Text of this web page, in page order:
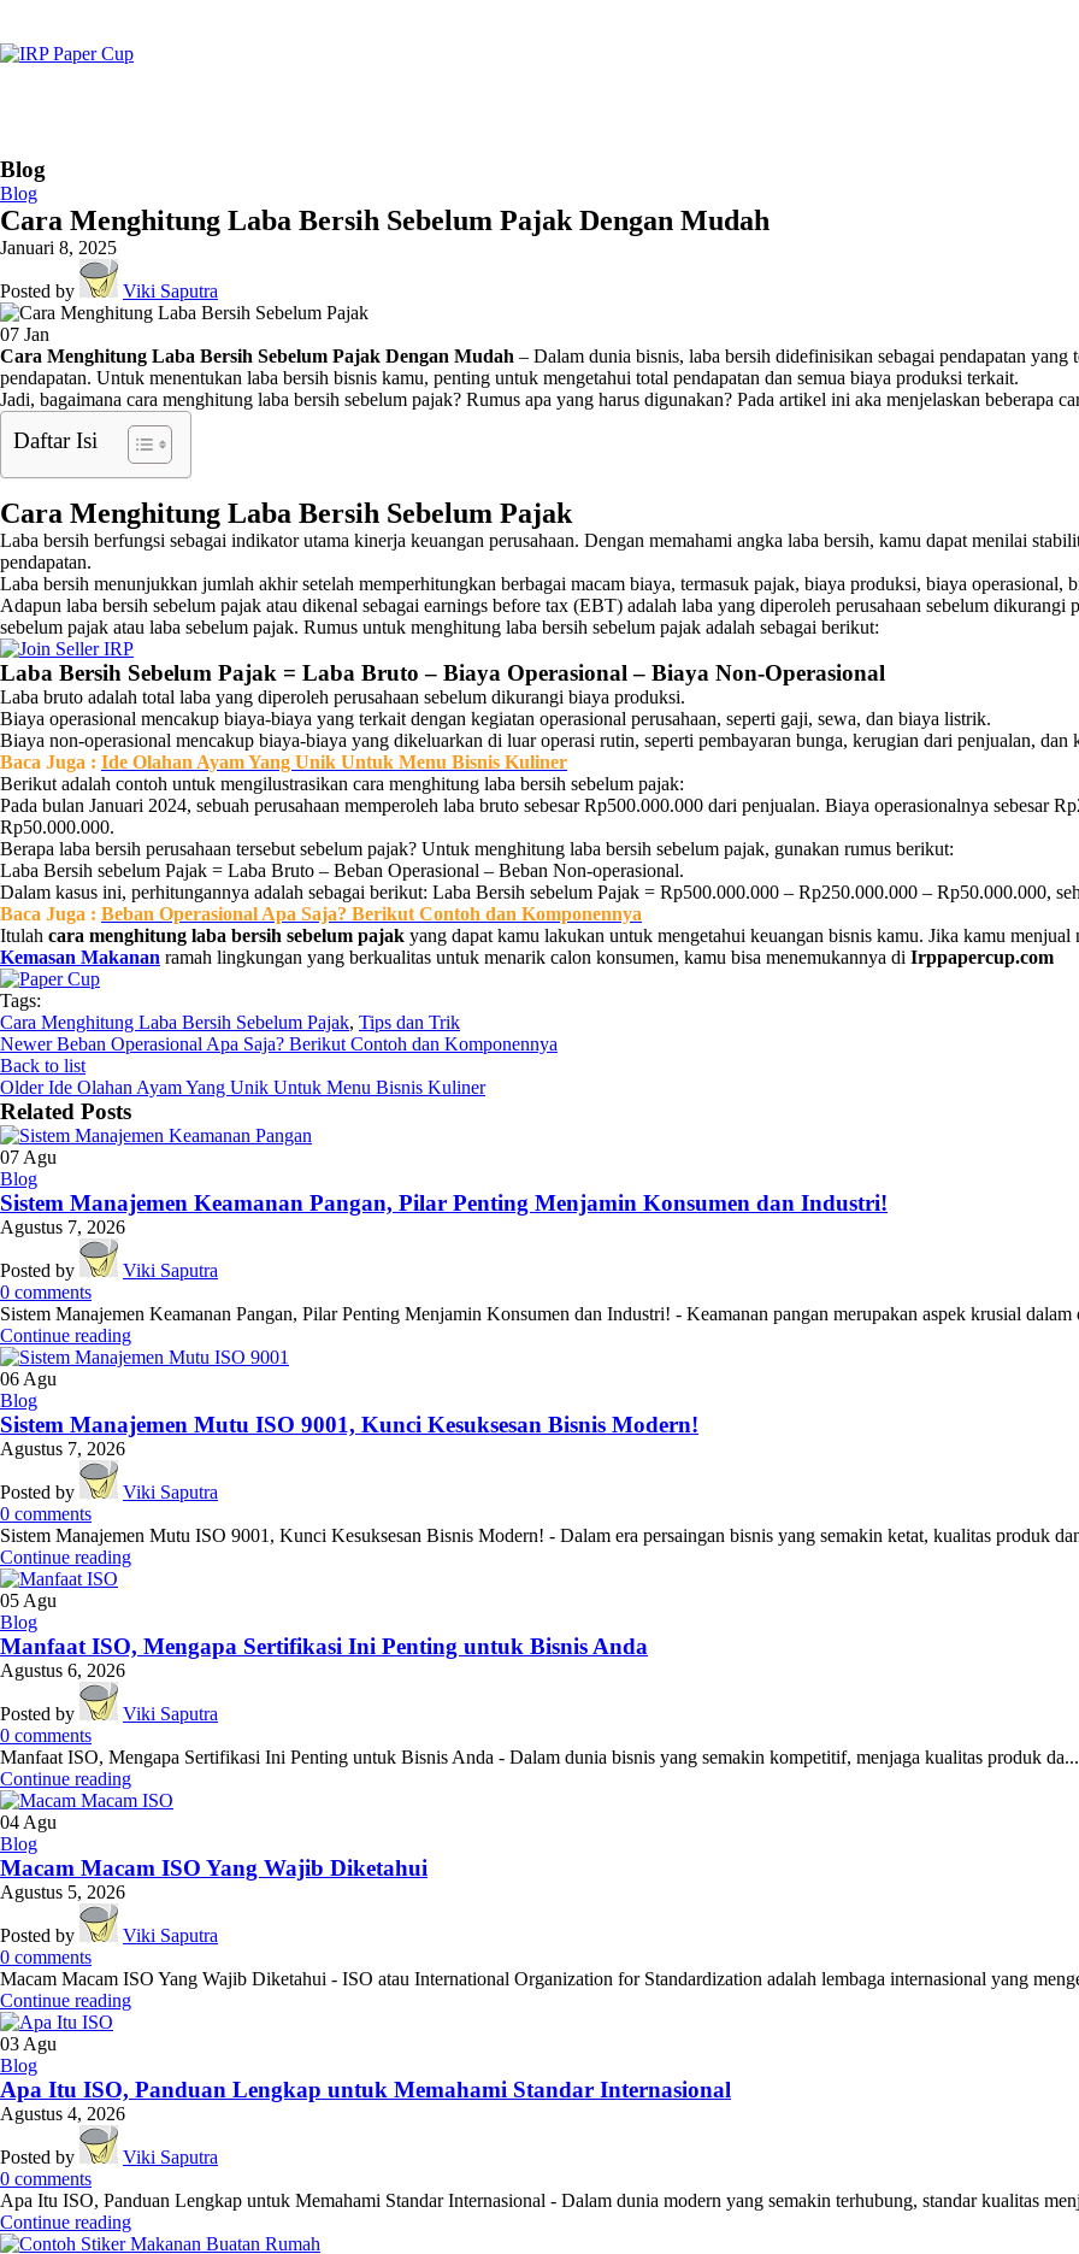
Blog
Blog
Cara Menghitung Laba Bersih Sebelum Pajak Dengan Mudah
Januari 8, 2025
Posted by Viki Saputra
07 Jan
Cara Menghitung Laba Bersih Sebelum Pajak Dengan Mudah – Dalam dunia bisnis, laba bersih didefinisikan sebagai pendapatan
pendapatan. Untuk menentukan laba bersih bisnis kamu, penting untuk mengetahui total pendapatan dan semua biaya produksi terkait.
Jadi, bagaimana cara menghitung laba bersih sebelum pajak? Rumus apa yang harus digunakan? Pada artikel ini aka menjelaskan beberapa
Daftar Isi
Cara Menghitung Laba Bersih Sebelum Pajak
Laba bersih berfungsi sebagai indikator utama kinerja keuangan perusahaan. Dengan memahami angka laba bersih, kamu dapat menilai
pendapatan.
Laba bersih menunjukkan jumlah akhir setelah memperhitungkan berbagai macam biaya, termasuk pajak, biaya produksi, biaya operasional,
Adapun laba bersih sebelum pajak atau dikenal sebagai earnings before tax (EBT) adalah laba yang diperoleh perusahaan sebelum
sebelum pajak atau laba sebelum pajak. Rumus untuk menghitung laba bersih sebelum pajak adalah sebagai berikut:
Laba Bersih Sebelum Pajak = Laba Bruto – Biaya Operasional – Biaya Non-Operasional
Laba bruto adalah total laba yang diperoleh perusahaan sebelum dikurangi biaya produksi.
Biaya operasional mencakup biaya-biaya yang terkait dengan kegiatan operasional perusahaan, seperti gaji, sewa, dan biaya listrik.
Biaya non-operasional mencakup biaya-biaya yang dikeluarkan di luar operasi rutin, seperti pembayaran bunga, kerugian dari penjualan, dan
Baca Juga : Ide Olahan Ayam Yang Unik Untuk Menu Bisnis Kuliner
Berikut adalah contoh untuk mengilustrasikan cara menghitung laba bersih sebelum pajak:
Pada bulan Januari 2024, sebuah perusahaan memperoleh laba bruto sebesar Rp500.000.000 dari penjualan. Biaya operasionalnya sebesar
Rp50.000.000.
Berapa laba bersih perusahaan tersebut sebelum pajak? Untuk menghitung laba bersih sebelum pajak, gunakan rumus berikut:
Laba Bersih sebelum Pajak = Laba Bruto – Beban Operasional – Beban Non-operasional.
Dalam kasus ini, perhitungannya adalah sebagai berikut: Laba Bersih sebelum Pajak = Rp500.000.000 – Rp250.000.000 – Rp50.000.000,
Baca Juga : Beban Operasional Apa Saja? Berikut Contoh dan Komponennya
Itulah cara menghitung laba bersih sebelum pajak yang dapat kamu lakukan untuk mengetahui keuangan bisnis kamu. Jika kamu
Kemasan Makanan ramah lingkungan yang berkualitas untuk menarik calon konsumen, kamu bisa menemukannya di Irppapercup.com
Tags:
Cara Menghitung Laba Bersih Sebelum Pajak, Tips dan Trik
Newer Beban Operasional Apa Saja? Berikut Contoh dan Komponennya
Back to list
Older Ide Olahan Ayam Yang Unik Untuk Menu Bisnis Kuliner
Related Posts
07 Agu
Blog
Sistem Manajemen Keamanan Pangan, Pilar Penting Menjamin Konsumen dan Industri!
Agustus 7, 2026
Posted by
Viki Saputra
0 comments
Sistem Manajemen Keamanan Pangan, Pilar Penting Menjamin Konsumen dan Industri! - Keamanan pangan merupakan aspek krusial dalam
Continue reading
06 Agu
Blog
Sistem Manajemen Mutu ISO 9001, Kunci Kesuksesan Bisnis Modern!
Agustus 7, 2026
Posted by
Viki Saputra
0 comments
Sistem Manajemen Mutu ISO 9001, Kunci Kesuksesan Bisnis Modern! - Dalam era persaingan bisnis yang semakin ketat, kualitas produk
Continue reading
05 Agu
Blog
Manfaat ISO, Mengapa Sertifikasi Ini Penting untuk Bisnis Anda
Agustus 6, 2026
Posted by
Viki Saputra
0 comments
Manfaat ISO, Mengapa Sertifikasi Ini Penting untuk Bisnis Anda - Dalam dunia bisnis yang semakin kompetitif, menjaga kualitas produk da...
Continue reading
04 Agu
Blog
Macam Macam ISO Yang Wajib Diketahui
Agustus 5, 2026
Posted by
Viki Saputra
0 comments
Macam Macam ISO Yang Wajib Diketahui - ISO atau International Organization for Standardization adalah lembaga internasional yang
Continue reading
03 Agu
Blog
Apa Itu ISO, Panduan Lengkap untuk Memahami Standar Internasional
Agustus 4, 2026
Posted by
Viki Saputra
0 comments
Apa Itu ISO, Panduan Lengkap untuk Memahami Standar Internasional - Dalam dunia modern yang semakin terhubung, standar kualitas
Continue reading